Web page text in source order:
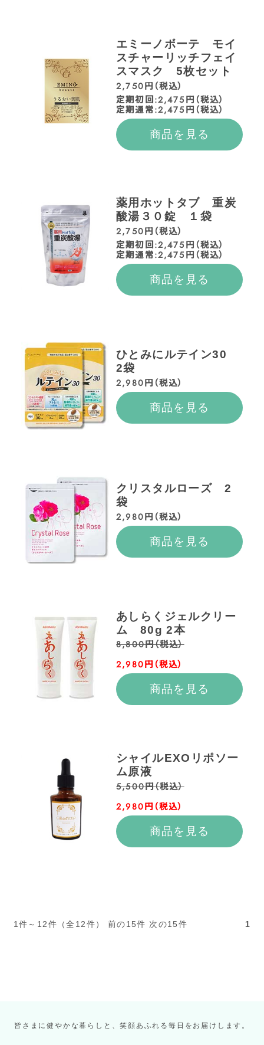
エミーノボーテ モイ
スチャーリッチフェイ
スマスク 5枚セット
2,750円（税込）
定期初回:2,475円（税込）
定期通常:2,475円（税込）
商品を見る
薬用ホットタブ 重炭
酸湯３０錠 １袋
2,750円（税込）
定期初回:2,475円（税込）
定期通常:2,475円（税込）
商品を見る
ひとみにルテイン30
2袋
2,980円（税込）
商品を見る
クリスタルローズ 2
袋
2,980円（税込）
商品を見る
あしらくジェルクリー
ム 80g 2本
8,800円（税込）
2,980円（税込）
商品を見る
シャイルEXOリポソー
ム原液
5,500円（税込）
2,980円（税込）
商品を見る
1件～12件（全12件） 前の15件 次の15件 1
皆さまに健やかな暮らしと、笑顔あふれる毎日をお届けします。